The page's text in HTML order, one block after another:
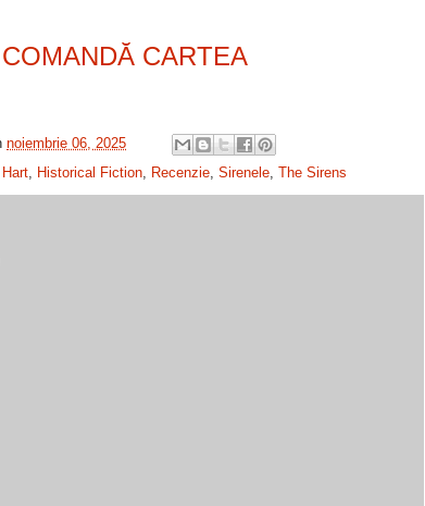
COMANDĂ CARTEA
noiembrie 06, 2025
Historical Fiction Recenzie Sirenele The Sirens